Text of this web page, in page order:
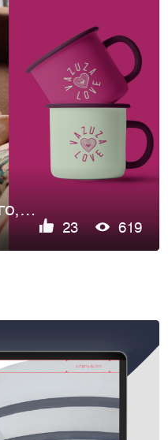
Глэмпинг отель: лого, фирменный стиль и сайт
23 619